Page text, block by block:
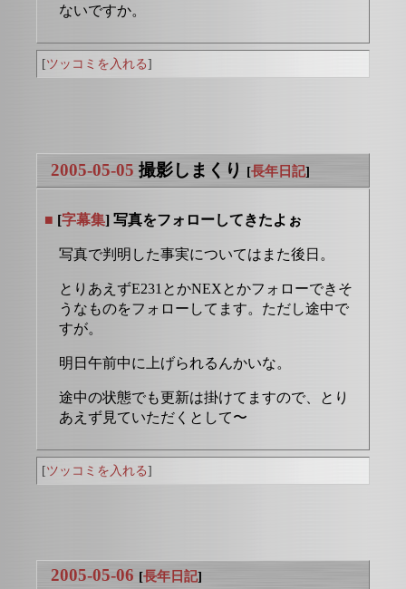
ないですか。
[ツッコミを入れる]
2005-05-05 撮影しまくり [長年日記]
■ [字幕集] 写真をフォローしてきたよぉ
写真で判明した事実についてはまた後日。
とりあえずE231とかNEXとかフォローできそ
うなものをフォローしてます。ただし途中で
すが。
明日午前中に上げられるんかいな。
途中の状態でも更新は掛けてますので、とり
あえず見ていただくとして〜
[ツッコミを入れる]
2005-05-06 [長年日記]